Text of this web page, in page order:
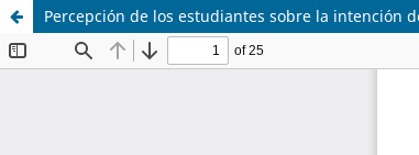
Percepción de los estudiantes sobre la intención